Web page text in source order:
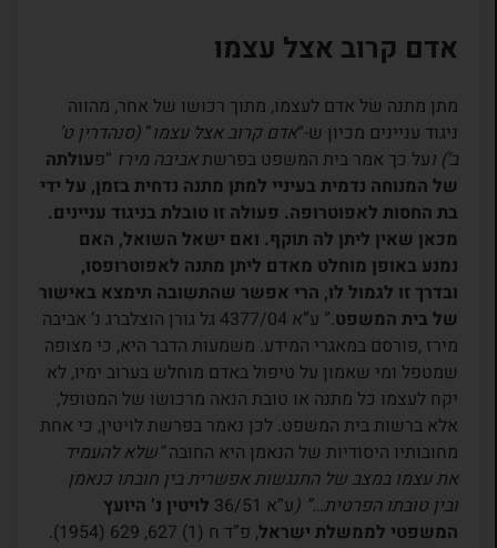
אדם קרוב אצל עצמו
מתן מתנה של אדם לעצמו, מתוך רכושו של אחר, מהווה
ניגוד עניינים מכיון ש-“אדם קרוב אצל עצמו” (סנהדרין ט’
ב’) ועל כך אמר בית המשפט בפרשתאביבה מירז “פעולתה
של המנוחה נדמית בעיניי למתן מתנה נדחית בזמן, על ידי
בת החסות לאפוטרופה. פעולה זו טובלת בניגוד עניינים.
מכאן שאין ליתן לה תוקף. ואם ישאל השואל, האם
נמנע באופן מוחלט מאדם ליתן מתנה לאפוטרופסו,
ובדרך זו לגמול לו, הרי אפשר שהתשובה תימצא באישור
של בית המשפט
.” ע”א 4377/04 גל גורן הוצלברג נ’ אביבה
מירז ,פורסם במאגרי המידע. משמעות הדבר היא, כי מצופה
שמטפל ומי שאמון על טיפול באדם מוחלש בערוב ימיו, לא
יקח לעצמו כל מתנה או טובת הנאה מרכושו של המטופל,
אלא ברשות בית המשפט. לכן נאמר בפרשת לויטין, כי אחת
מחובותיו היסודיות של הנאמן היא החובה“שלא להעמיד
את עצמו במצב של התנגשות אפשרית בין חובתו כנאמן
ובין טובתו הפרטית…” (ע”א 36/51
לויטין נ’ היועץ
המשפטי לממשלת ישראל, פ”ד ח (1) 627, 629 (1954).